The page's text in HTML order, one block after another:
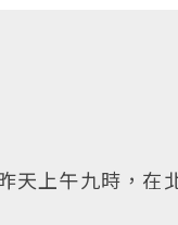
天上午九時，